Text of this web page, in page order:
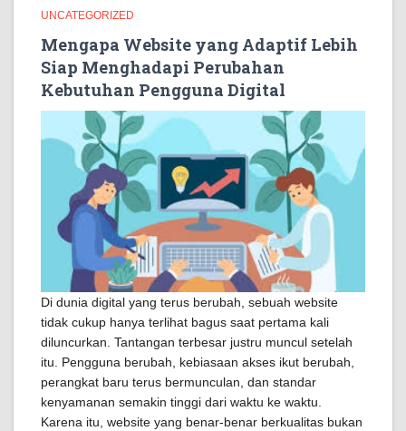
UNCATEGORIZED
Mengapa Website yang Adaptif Lebih
Siap Menghadapi Perubahan
Kebutuhan Pengguna Digital
Di dunia digital yang terus berubah, sebuah website
tidak cukup hanya terlihat bagus saat pertama kali
diluncurkan. Tantangan terbesar justru muncul setelah
itu. Pengguna berubah, kebiasaan akses ikut berubah,
perangkat baru terus bermunculan, dan standar
kenyamanan semakin tinggi dari waktu ke waktu.
Karena itu, website yang benar-benar berkualitas bukan